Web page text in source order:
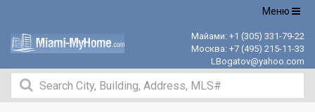
Открыть
Меню
Майами: +1 (305) 331-79-22
Москва: +7 (495) 215-11-33
LBogatov@yahoo.com